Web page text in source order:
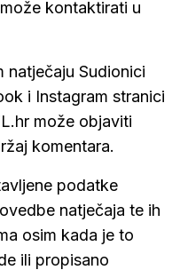
kontaktirati u
natječaju Sudionici
i Instagram stranici
može objaviti
komentara.
podatke
natječaja te ih
osim kada je to
ili propisano